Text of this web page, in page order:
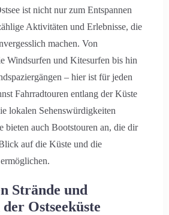
ist nicht nur zum Entspannen
Aktivitäten und Erlebnisse, die
machen. Von
Windsurfen und Kitesurfen bis hin
– hier ist für jeden
Fahrradtouren entlang der Küste
lokalen Sehenswürdigkeiten
bieten auch Bootstouren an, die dir
auf die Küste und die
Strände und
Ostseeküste